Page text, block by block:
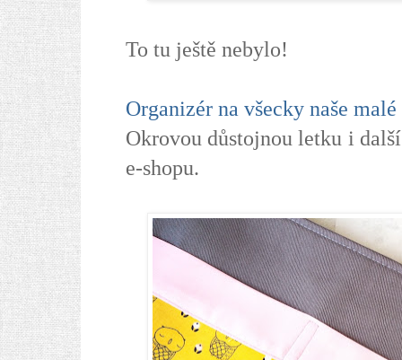
To tu ještě nebylo!
Organizér na všecky naše
Okrovou důstojnou letku i
e-shopu.